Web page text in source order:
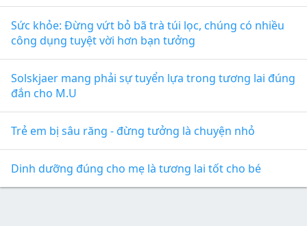
Sức khỏe: Đừng vứt bỏ bã trà túi lọc, chúng có nhiều
công dụng tuyệt vời hơn bạn tưởng
Solskjaer mang phải sự tuyển lựa trong tương lai đúng
đắn cho M.U
Trẻ em bị sâu răng - đừng tưởng là chuyện nhỏ
Dinh dưỡng đúng cho mẹ là tương lai tốt cho bé